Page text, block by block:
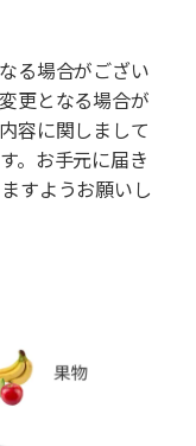
る場合がござい
更となる場合が
容に関しまして
。お手元に届き
すようお願いし